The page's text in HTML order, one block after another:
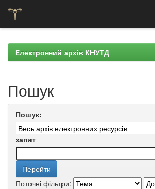
navigationЕлектронний архів КНУТД
Пошук
Пошук:
запит
Поточні фільтри: